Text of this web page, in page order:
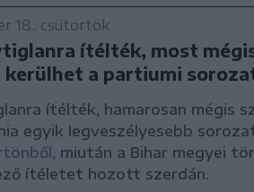
18., csütörtök
ítélték, most
kerülhet a partiumi
ítélték, hamarosan mégis
egyik legveszélyesebb
, miután a Bihar megyei
ítéletet hozott szerdán.